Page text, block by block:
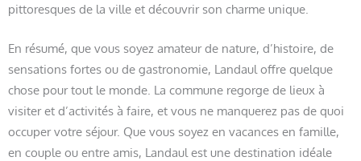
pittoresques de la ville et découvrir son charme unique.
En résumé, que vous soyez amateur de nature, d’histoire, de
sensations fortes ou de gastronomie, Landaul offre quelque
chose pour tout le monde. La commune regorge de lieux à
visiter et d’activités à faire, et vous ne manquerez pas de quoi
occuper votre séjour. Que vous soyez en vacances en famille,
en couple ou entre amis, Landaul est une destination idéale